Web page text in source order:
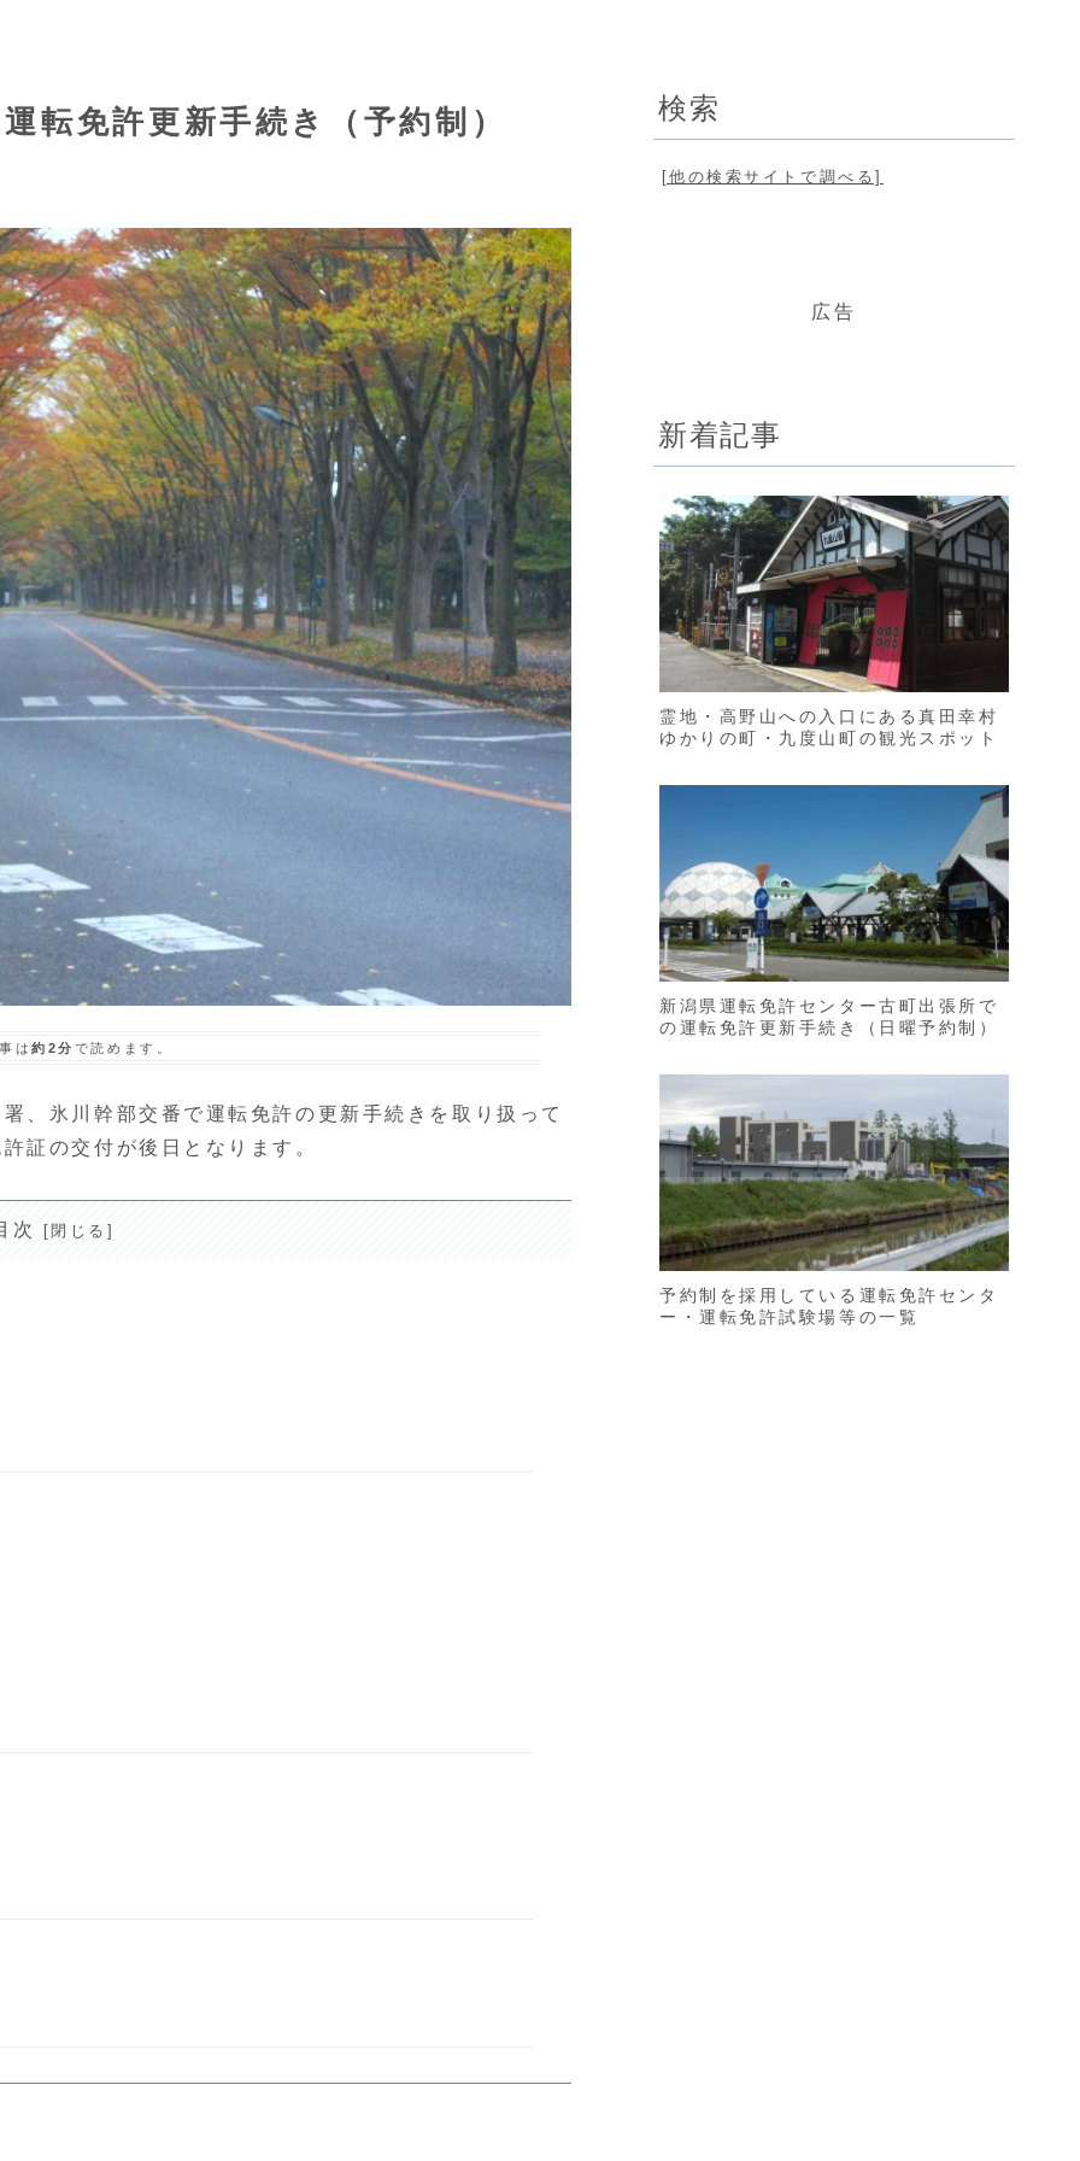
転免許更新手続き（予約制）
は約2分 で読めます。
、氷川幹部交番で運転免許の更新手続きを取り扱って
証の交付が後日となります。
次
検索
[他の検索サイトで調べる]
広告
新着記事
霊地・高野山への入口にある真田幸村
ゆかりの町・九度山町の観光スポット
新潟県運転免許センター古町出張所で
の運転免許更新手続き（日曜予約制）
予約制を採用している運転免許センタ
ー・運転免許試験場等の一覧